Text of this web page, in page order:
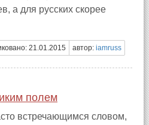
а для русских скорее
21.01.2015 автор: iamruss
полем
встречающимся словом,